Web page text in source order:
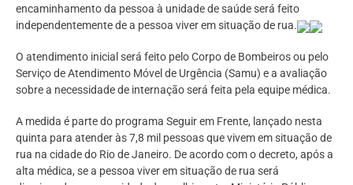
encaminhamento da pessoa à unidade de saúde será feito
independentemente de a pessoa viver em situação de rua.
O atendimento inicial será feito pelo Corpo de Bombeiros ou pelo
Serviço de Atendimento Móvel de Urgência (Samu) e a avaliação
sobre a necessidade de internação será feita pela equipe médica.
A medida é parte do programa Seguir em Frente, lançado nesta
quinta para atender às 7,8 mil pessoas que vivem em situação de
rua na cidade do Rio de Janeiro. De acordo com o decreto, após a
alta médica, se a pessoa viver em situação de rua será